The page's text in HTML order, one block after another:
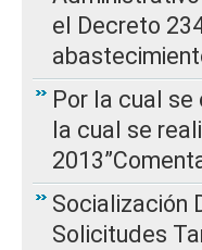
el Decreto
Por la cual se
la cual se
Socialización
Solicitudes